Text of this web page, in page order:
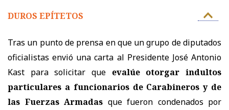
DUROS EPÍTETOS
Tras un punto de prensa en que un grupo de diputados
oficialistas envió una carta al Presidente José Antonio
Kast para solicitar que evalúe otorgar indultos
particulares a funcionarios de Carabineros y de
las Fuerzas Armadas que fueron condenados por